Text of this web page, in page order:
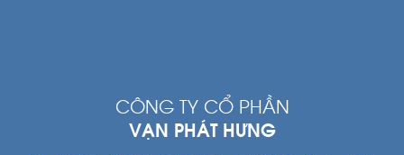
CÔNG TY CỔ PHẦN
VẠN PHÁT HƯNG